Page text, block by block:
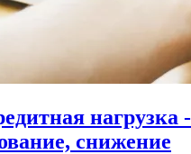
нагрузка
снижение